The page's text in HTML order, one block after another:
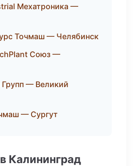
Мехатроника —
Точмаш — Челябинск
Союз —
— Великий
— Сургут
Калининград